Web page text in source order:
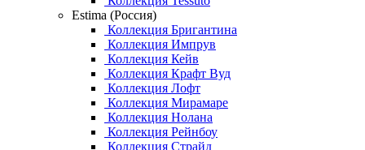
Estima (Россия)
Коллекция Бригантина
Коллекция Импрув
Коллекция Кейв
Коллекция Крафт Вуд
Коллекция Лофт
Коллекция Мирамаре
Коллекция Нолана
Коллекция Рейнбоу
Коллекция Страйд